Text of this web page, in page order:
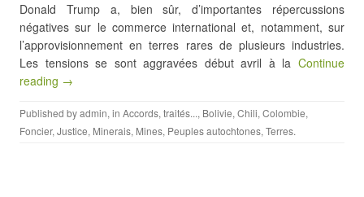
Donald Trump a, bien sûr, d’importantes répercussions
négatives sur le commerce international et, notamment, sur
l’approvisionnement en terres rares de plusieurs industries.
Les tensions se sont aggravées début avril à la Continue
reading →
Published byadmin, in Accords, traités..., Bolivie, Chili, Colombie,
Foncier, Justice, Minerais, Mines, Peuples autochtones, Terres.